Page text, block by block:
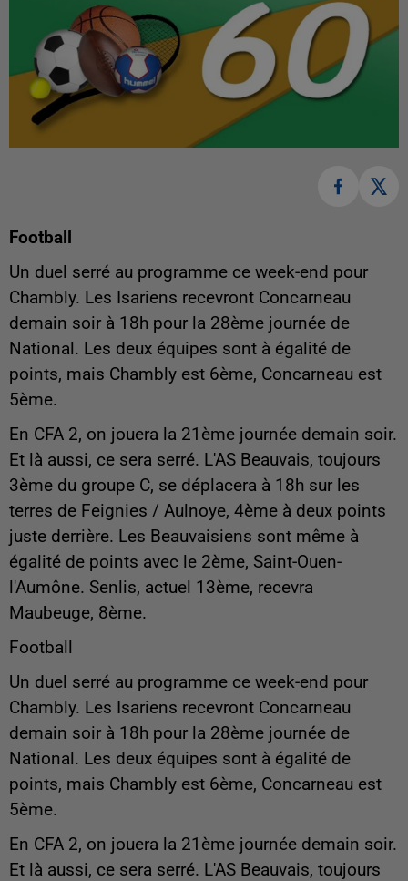
Football
Un duel serré au programme ce week-end pour
Chambly. Les Isariens recevront Concarneau
demain soir à 18h pour la 28ème journée de
National. Les deux équipes sont à égalité de
points, mais Chambly est 6ème, Concarneau est
5ème.
En CFA 2, on jouera la 21ème journée demain soir.
Et là aussi, ce sera serré. L'AS Beauvais, toujours
3ème du groupe C, se déplacera à 18h sur les
terres de Feignies / Aulnoye, 4ème à deux points
juste derrière. Les Beauvaisiens sont même à
égalité de points avec le 2ème, Saint-Ouen-
l'Aumône. Senlis, actuel 13ème, recevra
Maubeuge, 8ème.
Football
Un duel serré au programme ce week-end pour
Chambly. Les Isariens recevront Concarneau
demain soir à 18h pour la 28ème journée de
National. Les deux équipes sont à égalité de
points, mais Chambly est 6ème, Concarneau est
5ème.
En CFA 2, on jouera la 21ème journée demain soir.
Et là aussi, ce sera serré. L'AS Beauvais, toujours